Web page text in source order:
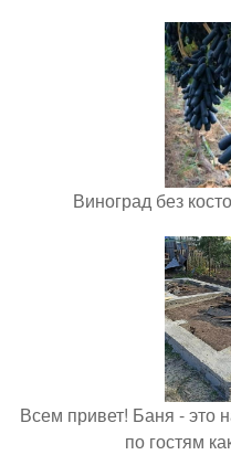
Виноград без
Всем привет! Баня - это
по гостям